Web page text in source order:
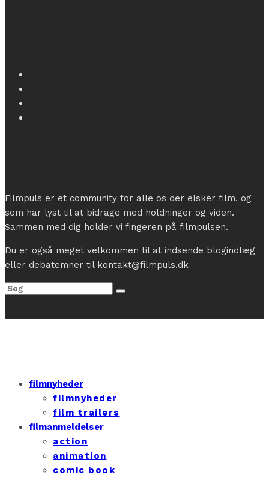
Filmpuls er et community for alle os der elsker film, og
som har lyst til at bidrage med holdninger og viden.
Sammen med dig holder vi fingeren på filmpulsen.
Du er også meget velkommen til at indsende blogindlæg
eller debatemner til kontakt@filmpuls.dk
filmnyheder
filmnyheder
film trailers
filmanmeldelser
action
animation
comic book